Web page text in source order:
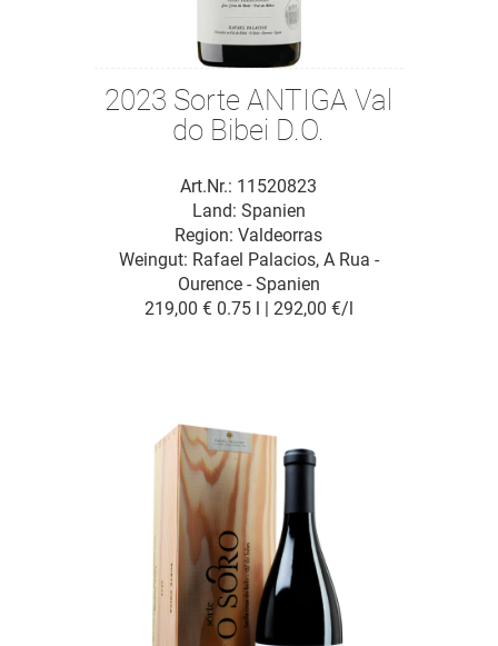
2023 Sorte ANTIGA Val
do Bibei D.O.
Art.Nr.: 11520823
Weingut: Rafael Palacios, A Rua -
Ourence - Spanien
Region: Valdeorras
Land: Spanien
219,00 € 0.75 l | 292,00 €/l